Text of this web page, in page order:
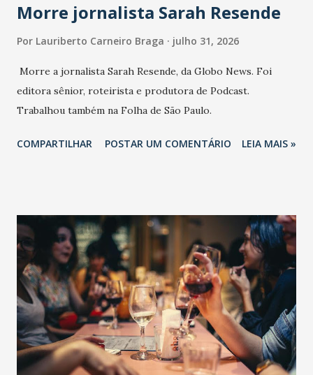
Morre jornalista Sarah Resende
Por Lauriberto Carneiro Braga julho 31, 2026
Morre a jornalista Sarah Resende, da Globo News. Foi
editora sênior, roteirista e produtora de Podcast.
Trabalhou também na Folha de São Paulo.
COMPARTILHAR POSTAR UM COMENTÁRIO LEIA MAIS »